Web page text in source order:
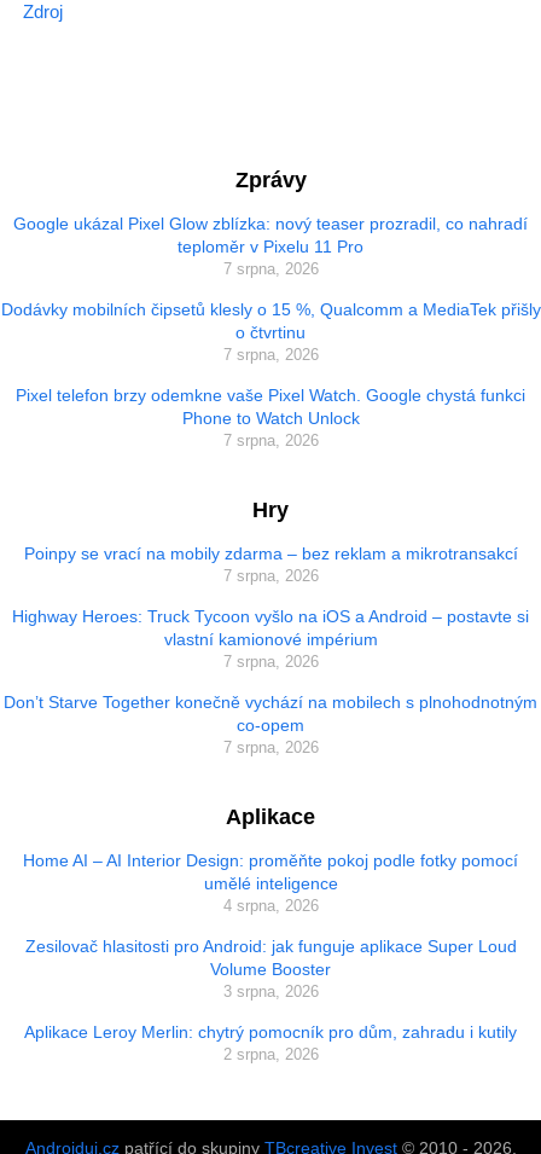
Zdroj
Zprávy
Google ukázal Pixel Glow zblízka: nový teaser prozradil, co nahradí
teploměr v Pixelu 11 Pro
7 srpna, 2026
Dodávky mobilních čipsetů klesly o 15 %, Qualcomm a MediaTek přišly
o čtvrtinu
7 srpna, 2026
Pixel telefon brzy odemkne vaše Pixel Watch. Google chystá funkci
Phone to Watch Unlock
7 srpna, 2026
Hry
Poinpy se vrací na mobily zdarma – bez reklam a mikrotransakcí
7 srpna, 2026
Highway Heroes: Truck Tycoon vyšlo na iOS a Android – postavte si
vlastní kamionové impérium
7 srpna, 2026
Don’t Starve Together konečně vychází na mobilech s plnohodnotným
co-opem
7 srpna, 2026
Aplikace
Home AI – AI Interior Design: proměňte pokoj podle fotky pomocí
umělé inteligence
4 srpna, 2026
Zesilovač hlasitosti pro Android: jak funguje aplikace Super Loud
Volume Booster
3 srpna, 2026
Aplikace Leroy Merlin: chytrý pomocník pro dům, zahradu i kutily
2 srpna, 2026
Androiduj.czpatřící do skupiny TBcreative Invest© 2010 - 2026.